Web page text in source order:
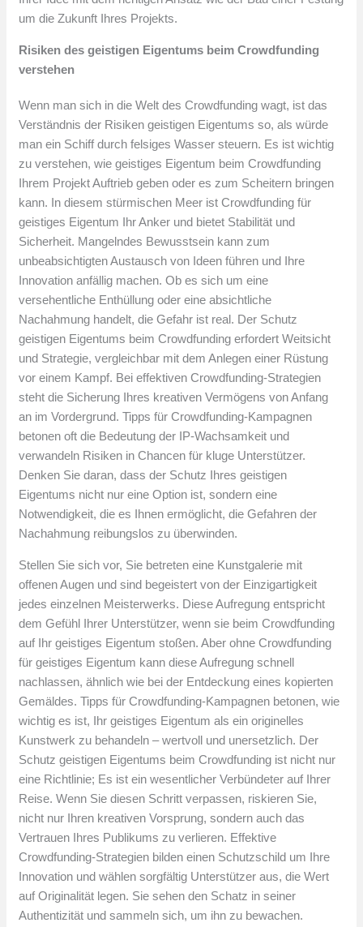
um die Zukunft Ihres Projekts.
Risiken des geistigen Eigentums beim Crowdfunding
verstehen
Wenn man sich in die Welt des Crowdfunding wagt, ist das
Verständnis der Risiken geistigen Eigentums so, als würde
man ein Schiff durch felsiges Wasser steuern. Es ist wichtig
zu verstehen, wie geistiges Eigentum beim Crowdfunding
Ihrem Projekt Auftrieb geben oder es zum Scheitern bringen
kann. In diesem stürmischen Meer ist Crowdfunding für
geistiges Eigentum Ihr Anker und bietet Stabilität und
Sicherheit. Mangelndes Bewusstsein kann zum
unbeabsichtigten Austausch von Ideen führen und Ihre
Innovation anfällig machen. Ob es sich um eine
versehentliche Enthüllung oder eine absichtliche
Nachahmung handelt, die Gefahr ist real. Der Schutz
geistigen Eigentums beim Crowdfunding erfordert Weitsicht
und Strategie, vergleichbar mit dem Anlegen einer Rüstung
vor einem Kampf. Bei effektiven Crowdfunding-Strategien
steht die Sicherung Ihres kreativen Vermögens von Anfang
an im Vordergrund. Tipps für Crowdfunding-Kampagnen
betonen oft die Bedeutung der IP-Wachsamkeit und
verwandeln Risiken in Chancen für kluge Unterstützer.
Denken Sie daran, dass der Schutz Ihres geistigen
Eigentums nicht nur eine Option ist, sondern eine
Notwendigkeit, die es Ihnen ermöglicht, die Gefahren der
Nachahmung reibungslos zu überwinden.
Stellen Sie sich vor, Sie betreten eine Kunstgalerie mit
offenen Augen und sind begeistert von der Einzigartigkeit
jedes einzelnen Meisterwerks. Diese Aufregung entspricht
dem Gefühl Ihrer Unterstützer, wenn sie beim Crowdfunding
auf Ihr geistiges Eigentum stoßen. Aber ohne Crowdfunding
für geistiges Eigentum kann diese Aufregung schnell
nachlassen, ähnlich wie bei der Entdeckung eines kopierten
Gemäldes. Tipps für Crowdfunding-Kampagnen betonen, wie
wichtig es ist, Ihr geistiges Eigentum als ein originelles
Kunstwerk zu behandeln – wertvoll und unersetzlich. Der
Schutz geistigen Eigentums beim Crowdfunding ist nicht nur
eine Richtlinie; Es ist ein wesentlicher Verbündeter auf Ihrer
Reise. Wenn Sie diesen Schritt verpassen, riskieren Sie,
nicht nur Ihren kreativen Vorsprung, sondern auch das
Vertrauen Ihres Publikums zu verlieren. Effektive
Crowdfunding-Strategien bilden einen Schutzschild um Ihre
Innovation und wählen sorgfältig Unterstützer aus, die Wert
auf Originalität legen. Sie sehen den Schatz in seiner
Authentizität und sammeln sich, um ihn zu bewachen.